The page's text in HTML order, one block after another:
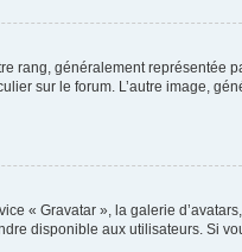
rang, généralement représentée
sur le forum. L’autre image,
« Gravatar », la galerie
disponible aux utilisateurs. Si